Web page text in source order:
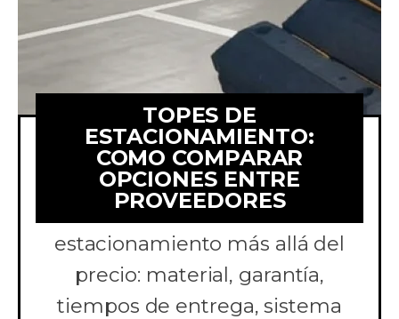
TOPES DE
ESTACIONAMIENTO:
COMO COMPARAR
OPCIONES ENTRE
PROVEEDORES
Aprende a comparar
cotizaciones de topes de
estacionamiento más allá del
precio: material, garantía,
tiempos de entrega, sistema